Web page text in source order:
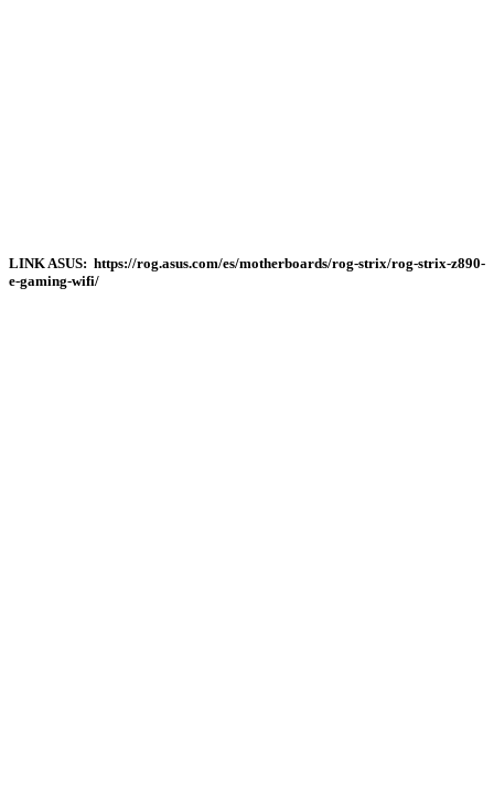
LINK ASUS: https://rog.asus.com/es/motherboards/rog-strix/rog-strix-z890-
e-gaming-wifi/